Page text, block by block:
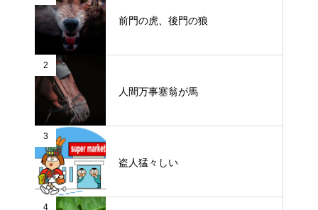
前門の虎、後門の狼
2
人間万事塞翁が馬
3
盗人猛々しい
4